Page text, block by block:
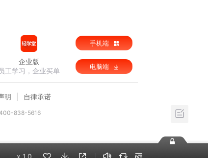
x 1.0
企业版
员工学习，企业买单
手机端
电脑端
明 自律承诺
838-5616